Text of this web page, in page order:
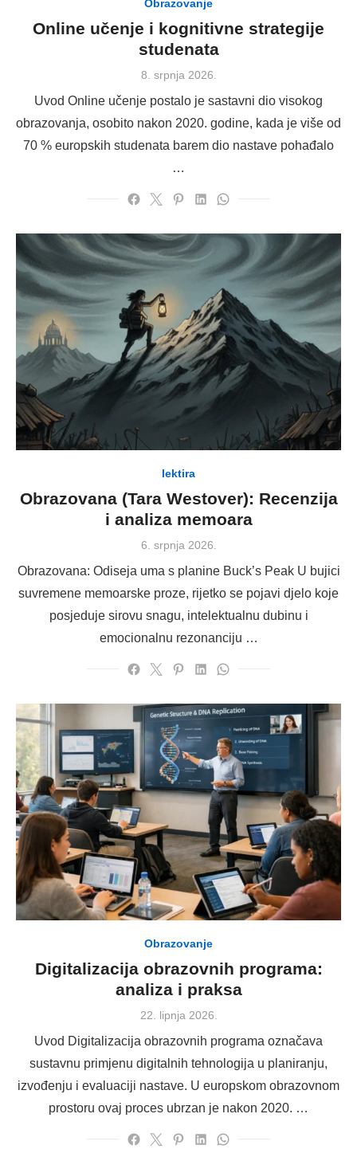
Obrazovanje
Online učenje i kognitivne strategije
studenata
Posted
8. srpnja 2026.
Uvod Online učenje postalo je sastavni dio visokog
obrazovanja, osobito nakon 2020. godine, kada je više od
70 % europskih studenata barem dio nastave pohađalo
…
lektira
Obrazovana (Tara Westover): Recenzija
i analiza memoara
Posted
6. srpnja 2026.
Obrazovana: Odiseja uma s planine Buck’s Peak U bujici
suvremene memoarske proze, rijetko se pojavi djelo koje
posjeduje sirovu snagu, intelektualnu dubinu i
emocionalnu rezonanciju …
Obrazovanje
Digitalizacija obrazovnih programa:
analiza i praksa
Posted
22. lipnja 2026.
Uvod Digitalizacija obrazovnih programa označava
sustavnu primjenu digitalnih tehnologija u planiranju,
izvođenju i evaluaciji nastave. U europskom obrazovnom
prostoru ovaj proces ubrzan je nakon 2020. …